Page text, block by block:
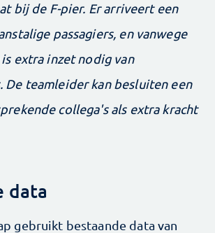
bij de F-pier. Er arriveert een
passagiers, en vanwege
extra inzet nodig van
De teamleider kan besluiten een
collega's als extra kracht
data
gebruikt bestaande data van